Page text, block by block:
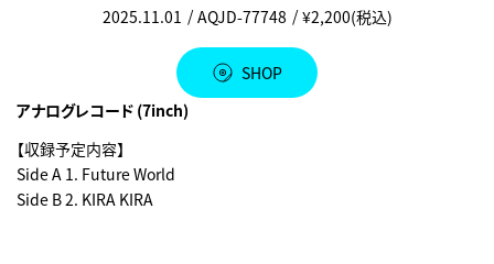
2025.11.01 AQJD-77748 ¥2,200(税込)
SHOP
アナログレコード (7inch)
【収録予定内容】
Side A 1. Future World
Side B 2. KIRA KIRA